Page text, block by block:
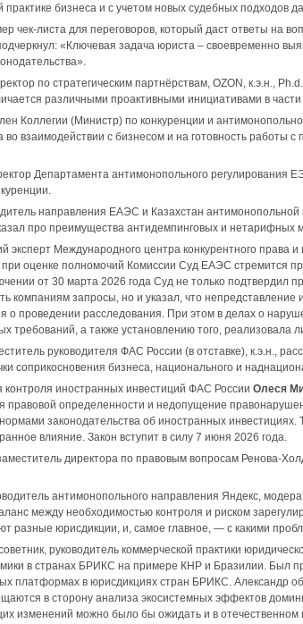
бизнеса и с учетом новых судебных подходов
чек-листа для переговоров, который даст ответы на
«Ключевая задача юриста – своевременно
по стратегическим партнёрствам, ОZON, к.э.н.,
различными проактивными инициативами в
Коллегии (Министр) по конкуренции и
во взаимодействии с бизнесом и на готовность
Департамента антимонопольного регулирования
направления ЕАЭС и Казахстан
про преимущества антидемпинговых и нетарифных
эксперт Международного центра конкурентного права
оценке полномочий Комиссии Суд ЕАЭС стремится
от 30 марта 2026 года Суд не только подтвердил
компаниям запросы, но и указал, что
о проведении расследования. При этом в делах о
требований, а также установлению того,
руководителя ФАС России (в отставке), к.э.н.,
соприкосновения бизнеса, национального и
контроля иностранных инвестиций ФАС России Олеся
правовой определенности и недопущение
законодательства об иностранных
влияние. Закон вступит в силу 7 июня 2026 года.
директора по правовым вопросам Ренова-
антимонопольного направления Яндекс,
между необходимостью контроля и риском
разные юрисдикции, и, самое главное, — с какими
руководитель коммерческой практики
в странах БРИКС на примере КНР и Бразилии. Был
платформах в юрисдикциях стран БРИКС. Александр
в сторону анализа экосистемных эффектов
изменений можно было бы ожидать и в отечественном